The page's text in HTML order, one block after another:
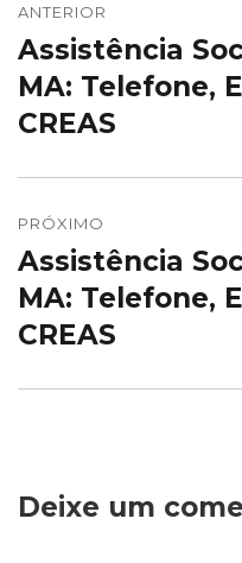
de
Post
ANTERIOR
Post
anterior:
Assistência
MA: Telefone,
CREAS
PRÓXIMO
Próximo
post:
Assistência
MA: Telefone,
CREAS
Deixe um